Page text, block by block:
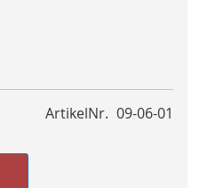
ArtikelNr. 09-06-01